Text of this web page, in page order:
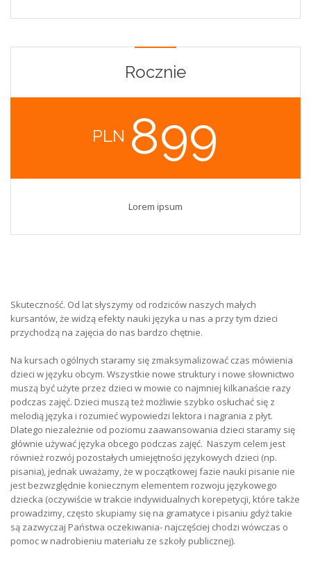
Rocznie
PLN 899
Lorem ipsum
Skuteczność. Od lat słyszymy od rodziców naszych małych
kursantów, że widzą efekty nauki języka u nas a przy tym dzieci
przychodzą na zajęcia do nas bardzo chętnie.
Na kursach ogólnych staramy się zmaksymalizować czas mówienia
dzieci w języku obcym. Wszystkie nowe struktury i nowe słownictwo
muszą być użyte przez dzieci w mowie co najmniej kilkanaście razy
podczas zajęć. Dzieci muszą też możliwie szybko osłuchać się z
melodią języka i rozumieć wypowiedzi lektora i nagrania z płyt.
Dlatego niezależnie od poziomu zaawansowania dzieci staramy się
głównie używać języka obcego podczas zajęć. Naszym celem jest
również rozwój pozostałych umiejętności językowych dzieci (np.
pisania), jednak uważamy, że w początkowej fazie nauki pisanie nie
jest bezwzględnie koniecznym elementem rozwoju językowego
dziecka (oczywiście w trakcie indywidualnych korepetycji, które także
prowadzimy, często skupiamy się na gramatyce i pisaniu gdyż takie
są zazwyczaj Państwa oczekiwania- najczęściej chodzi wówczas o
pomoc w nadrobieniu materiału ze szkoły publicznej).